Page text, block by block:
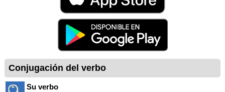
Conjugación del verbo
Su verbo